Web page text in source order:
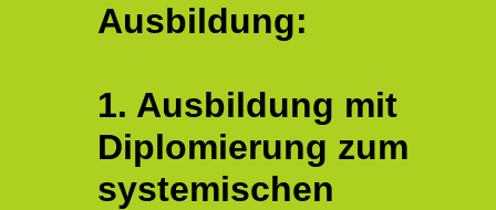
Ausbildung:
1. Ausbildung mit
Diplomierung zum
systemischen